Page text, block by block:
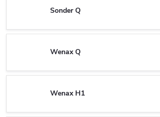
Sonder Q
Wenax Q
Wenax H1